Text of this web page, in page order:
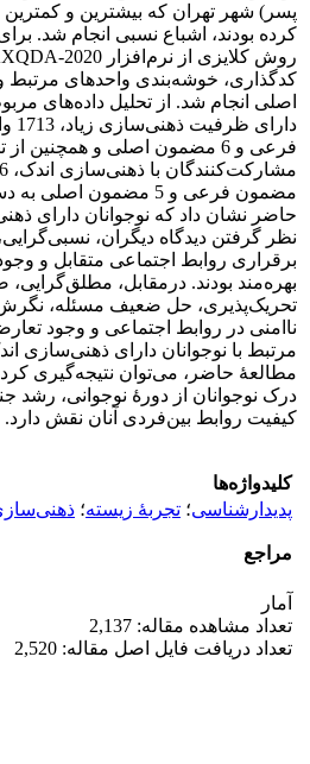
پسر) شهر تهران که بیشترین و
کرده بودند، اشباع نسبی انجام شد.
کدگذاری، خوشه‌بندی واحدهای
اصلی انجام شد. از تحلیل داده‌های
فرعی و 6 مضمون اصلی و همچنین
مضمون فرعی و 5 مضمون
حاضر نشان داد که نوجوانان دارای
نظر گرفتن دیدگاه دیگران،
برقراری روابط اجتماعی متقابل و
بهره‌مند بودند. درمقابل، مطلق‌گرایی،
تحریک‌پذیری، حل ضعیف مسئله،
ناامنی در روابط اجتماعی و وجود
مرتبط با نوجوانان دارای ذهنی‌سازی
مطالعۀ حاضر، می‌توان نتیجه‌گیری
درک نوجوانان از دورۀ نوجوانی، رشد
کیفیت روابط بین‌فردی آنان نقش دارد.
کلیدواژه‌ها
پدیدارشناسی؛ تجربۀ زیسته؛
مراجع
آمار
تعداد مشاهده مقاله: 2,137
تعداد دریافت فایل اصل مقاله: 2,520